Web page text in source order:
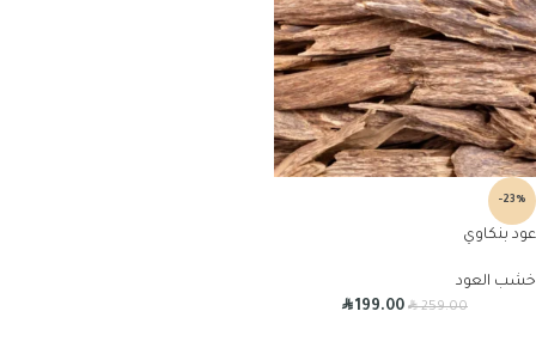
-23%
عود بنكاوي
خشب العود
R259.00
R199.00